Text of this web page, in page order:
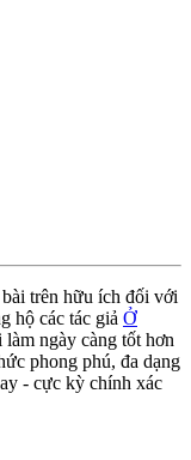
trên hữu ích đối với
hộ các tác giả Ở
làm ngày càng tốt hơn
phong phú, đa dạng
- cực kỳ chính xác